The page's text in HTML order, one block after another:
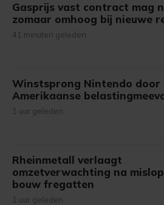
Gasprijs vast contract mag
zomaar omhoog bij nieuwe
41 minuten geleden
Winstsprong Nintendo door
Amerikaanse
1 uur geleden
Rheinmetall verlaagt
omzetverwachting na
bouw fregatten
1 uur geleden